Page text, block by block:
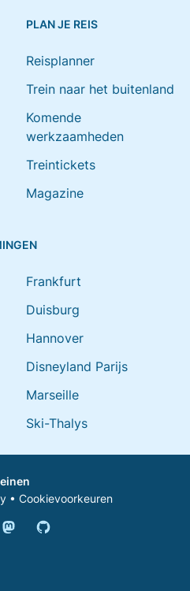
PLAN JE REIS
Reisplanner
Trein naar het buitenland
Komende
werkzaamheden
Treintickets
Magazine
Frankfurt
Duisburg
Hannover
Disneyland Parijs
Marseille
Ski-Thalys
• Cookievoorkeuren